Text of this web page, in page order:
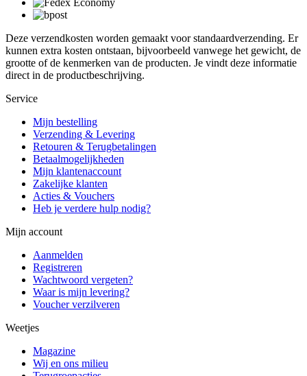
Deze verzendkosten worden gemaakt voor standaardverzending. Er
kunnen extra kosten ontstaan, bijvoorbeeld vanwege het gewicht, de
grootte of de kenmerken van de producten. Je vindt deze informatie
direct in de productbeschrijving.
Service
Mijn bestelling
Verzending & Levering
Retouren & Terugbetalingen
Betaalmogelijkheden
Mijn klantenaccount
Zakelijke klanten
Acties & Vouchers
Heb je verdere hulp nodig?
Mijn account
Aanmelden
Registreren
Wachtwoord vergeten?
Waar is mijn levering?
Voucher verzilveren
Weetjes
Magazine
Wij en ons milieu